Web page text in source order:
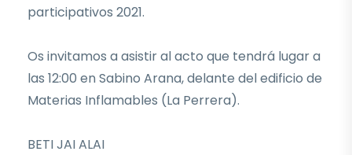
participativos 2021.
Os invitamos a asistir al acto que tendrá lugar a
las 12:00 en Sabino Arana, delante del edificio de
Materias Inflamables (La Perrera).
BETI JAI ALAI